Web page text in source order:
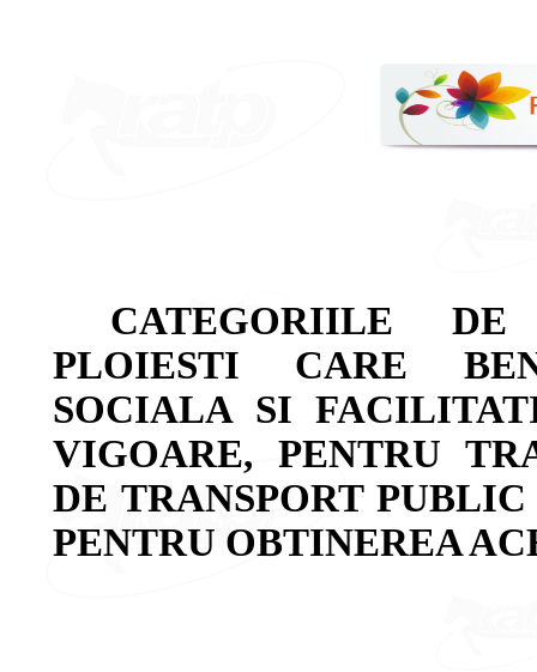
CATEGORIILE
PLOIESTI CARE
SOCIALA SI
VIGOARE, PENTRU
DE TRANSPORT
PENTRU OBTINEREA